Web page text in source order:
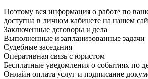
Поэтому вся информация о работе по
доступна в личном кабинете на нашем
Заключенные договоры и дела
Выполненные и запланированные задачи
Судебные заседания
Оперативная связь с юристом
Бесплатные уведомления о событиях по
Онлайн оплата услуг и подписание